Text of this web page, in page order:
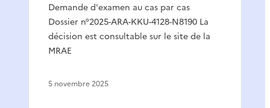
Demande d'examen au cas par cas
Dossier n°2025-ARA-KKU-4128-N8190 La
décision est consultable sur le site de la
MRAE
5 novembre 2025